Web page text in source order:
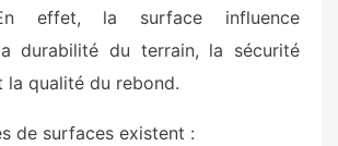
effet, la surface influence
durabilité du terrain, la sécurité
la qualité du rebond.
de surfaces existent :